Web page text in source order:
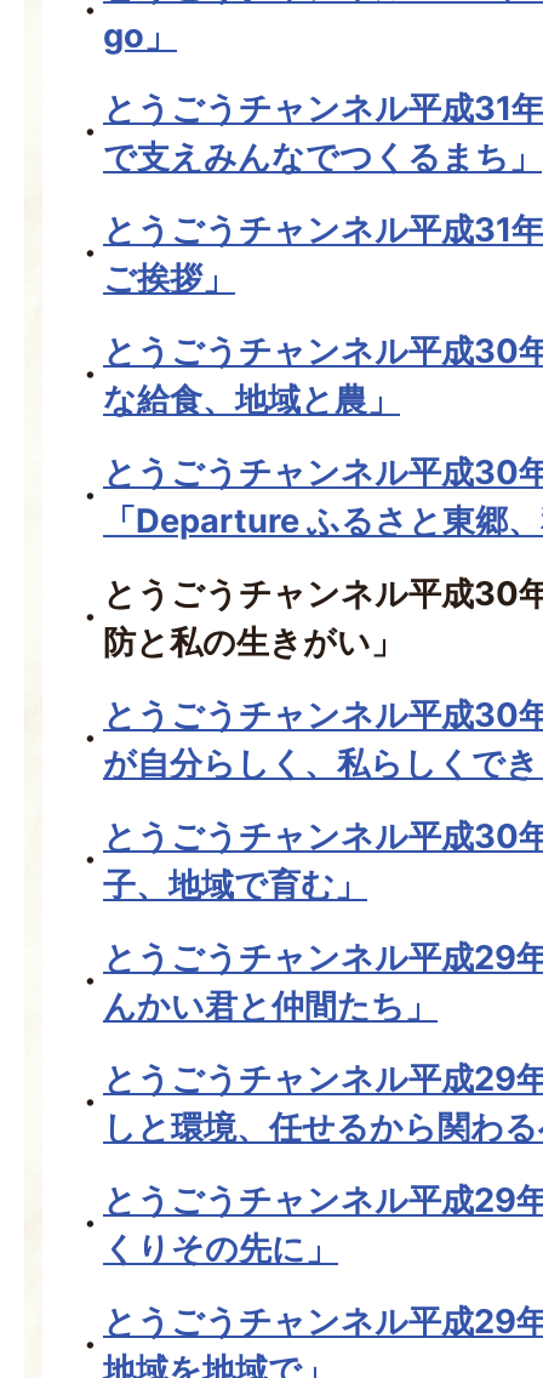
go」
とうごうチャンネル平成31
で支えみんなでつくるまち」
とうごうチャンネル平成31
ご挨拶」
とうごうチャンネル平成30
な給食、地域と農」
とうごうチャンネル平成30
「Departure ふるさと東郷
とうごうチャンネル平成30
防と私の生きがい」
とうごうチャンネル平成30
が自分らしく、私らしくで
とうごうチャンネル平成30
子、地域で育む」
とうごうチャンネル平成29
んかい君と仲間たち」
とうごうチャンネル平成29
しと環境、任せるから関わ
とうごうチャンネル平成29
くりその先に」
とうごうチャンネル平成29